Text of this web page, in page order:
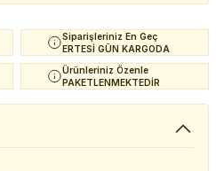
Siparişleriniz En Geç
ERTESİ GÜN KARGODA
Ürünleriniz Özenle
PAKETLENMEKTEDİR